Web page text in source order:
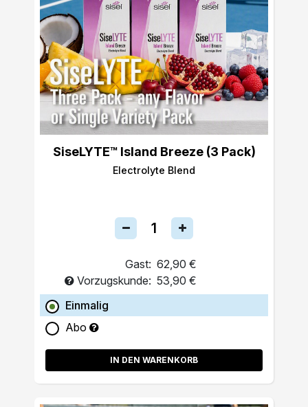
SiseLYTE™ Island Breeze (3 Pack)
Electrolyte Blend
Gast: 62,90 €
Vorzugskunde: 53,90 €
Einmalig
Abo
IN DEN WARENKORB